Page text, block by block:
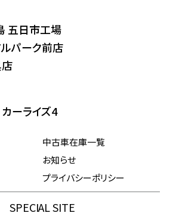
五日市工場
パーク前店
カーライズ4
中古車在庫一覧
お知らせ
プライバシーポリシー
SPECIAL SITE